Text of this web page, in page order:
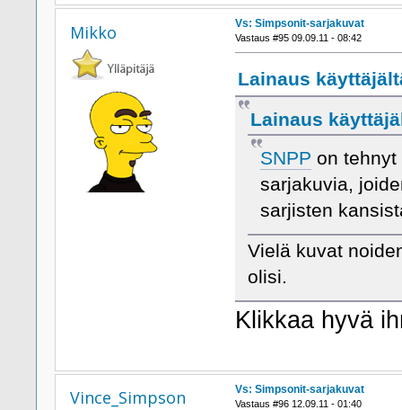
Mikko Vs: Simpsonit-sarjakuvat
Vastaus #95 09.09.11 - 08:42
Lainaus
Lainaus
SNPP on
sarjakuvia,
sarjisten
Vielä kuvat
olisi.
Klikkaa hyvä
Vince_Simpson Vs: Simpsonit-sarjakuvat
Vastaus #96 12.09.11 - 01:40